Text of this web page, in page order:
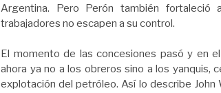
Argentina. Pero Perón también fortaleció
trabajadores no escapen a su control.
El momento de las concesiones pasó y en
ahora ya no a los obreros sino a los yanquis,
explotación del petróleo. Así lo describe